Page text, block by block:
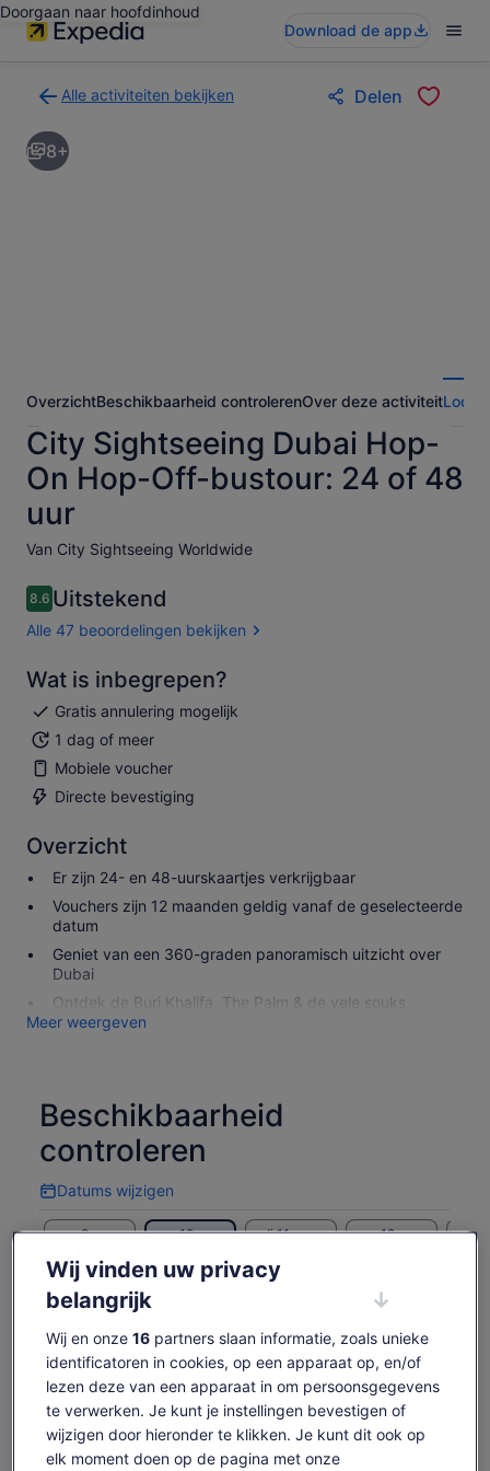
Doorgaan naar hoofdinhoud
Download de app
Alle activiteiten bekijken
naar
de
zoekresultatenpagina
Delen
8+
OverzichtBeschikbaarheid controlerenOver deze activiteit
City Sightseeing Dubai Hop-
On Hop-Off-bustour: 24 of 48
uur
Van City Sightseeing Worldwide
8.68.6 van 10
Uitstekend
Alle 47 beoordelingen bekijken
Wat is inbegrepen?
Gratis annulering mogelijk
1 dag of meer
Mobiele voucher
Directe bevestiging
Overzicht
Er zijn 24- en 48-uurskaartjes verkrijgbaar
Vouchers zijn 12 maanden geldig vanaf de geselecteerde
datum
Geniet van een 360-graden panoramisch uitzicht over
Dubai
Ontdek de Burj Khalifa, The Palm & de vele souks
Meer weergeven
Beschikbaarheid
controleren
Datums wijzigen
Datums
wijzigen
zo 9 aug.
-
ma 10 aug.
€ 36
di 11 aug.
€ 36
wo 12 aug. do
De
prijs
is
€ 36
per
volwassene
€ 36
inclusief belastingen en toeslagen
per volwassene
Tickets weergeven
Content op deze pagina is mogelijk geproduceerd
Originele tekst bekijken (Engelstalig)
Feedback over deze vertalingen gevenOpent
een
nieuwe
tab
Wat is wel en niet
Wij vinden uw privacy
belangrijk
Wij en onze 16partners slaan informatie, zoals unieke
identificatoren in cookies, op een apparaat op, en/of
lezen deze van een apparaat in om persoonsgegevens
te verwerken. Je kunt je instellingen bevestigen of
wijzigen door hieronder te klikken. Je kunt dit ook op
elk moment doen op de pagina met onze